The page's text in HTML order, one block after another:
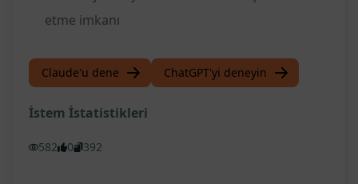
etme imkanı
Claude'u dene ChatGPT'yi deneyin
İstem İstatistikleri
582 0 392